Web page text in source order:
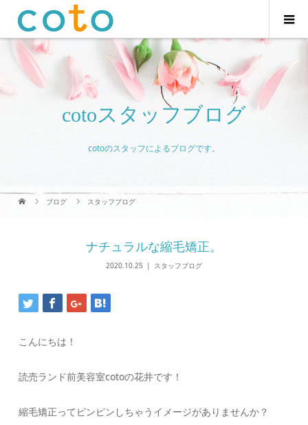
cotoスタッフブログ
cotoのスタッフによるブログです。
ブログ スタッフブログ
ナチュラルな縮毛矯正。
2020.10.25 スタッフブログ
こんにちは！
読売ランド前美容室cotoの花井です！
縮毛矯正ってピンピンしちゃうイメージがありませんか？